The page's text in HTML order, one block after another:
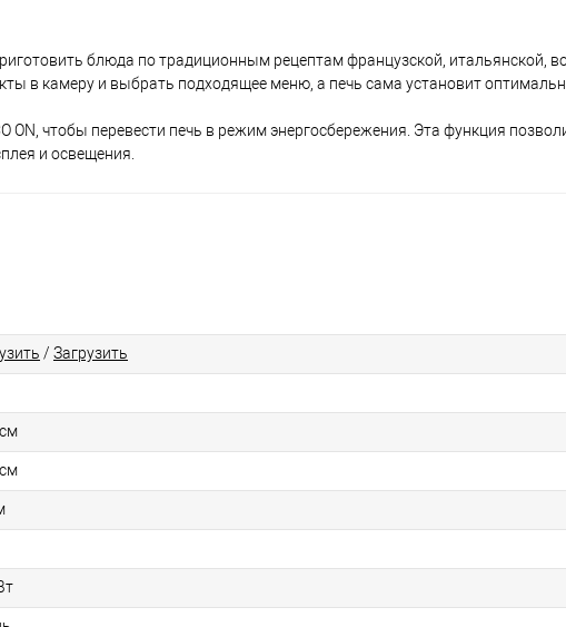
блюда по традиционным рецептам французской, итальянской,
в камеру и выбрать подходящее меню, а печь сама установит
ON, чтобы перевести печь в режим энергосбережения. Эта функция
и освещения.
/ Загрузить